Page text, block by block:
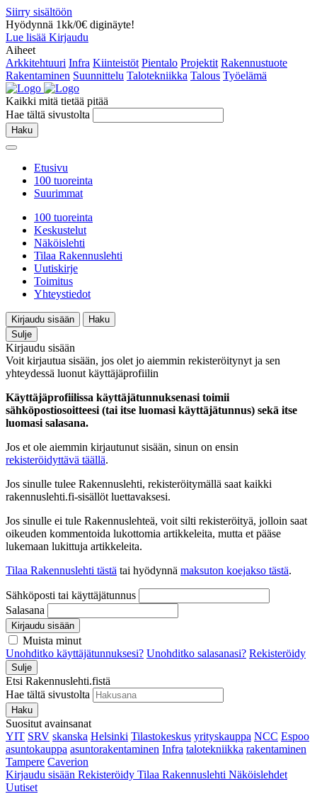
Siirry sisältöön
Hyödynnä 1kk/0€ diginäyte!
Lue lisää Kirjaudu
Aiheet
Arkkitehtuuri Infra Kiinteistöt Pientalo Projektit Rakennustuote
Rakentaminen Suunnittelu Talotekniikka Talous Työelämä
Kaikki mitä tietää pitää
Hae tältä sivustolta
Haku
Etusivu
100 tuoreinta
Suurimmat
100 tuoreinta
Keskustelut
Näköislehti
Tilaa Rakennuslehti
Uutiskirje
Toimitus
Yhteystiedot
Kirjaudu sisään
Haku
Sulje
Kirjaudu sisään
Voit kirjautua sisään, jos olet jo aiemmin rekisteröitynyt ja sen
yhteydessä luonut käyttäjäprofiilin
Käyttäjäprofiilissa käyttäjätunnuksenasi toimii
sähköpostiosoitteesi (tai itse luomasi käyttäjätunnus) sekä itse
luomasi salasana.
Jos et ole aiemmin kirjautunut sisään, sinun on ensin
rekisteröidyttävä täällä.
Jos sinulle tulee Rakennuslehti, rekisteröitymällä saat kaikki
rakennuslehti.fi-sisällöt luettavaksesi.
Jos sinulle ei tule Rakennuslehteä, voit silti rekisteröityä, jolloin saat
oikeuden kommentoida lukottomia artikkeleita, mutta et pääse
lukemaan lukittuja artikkeleita.
Tilaa Rakennuslehti tästä tai hyödynnä maksuton koejakso tästä.
Sähköposti tai käyttäjätunnus
Salasana
Kirjaudu sisään
Muista minut
Unohditko käyttäjätunnuksesi? Unohditko salasanasi? Rekisteröidy
Sulje
Etsi Rakennuslehti.fistä
Hae tältä sivustolta
Haku
Suositut avainsanat
YIT SRV skanska Helsinki Tilastokeskus yrityskauppa NCC Espoo
asuntokauppa asuntorakentaminen Infra talotekniikka rakentaminen
Tampere Caverion
Kirjaudu sisään Rekisteröidy Tilaa Rakennuslehti Näköislehdet
Uutiset